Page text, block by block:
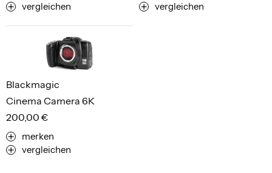
vergleichen
vergleichen
Cinema Camera 6K
Blackmagic
200,00 €
merken
vergleichen